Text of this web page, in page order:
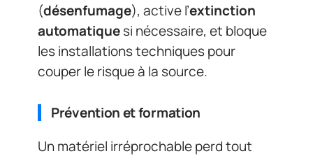
(désenfumage), active l’extinction
automatiquesi nécessaire, et bloque
les installations techniques pour
couper le risque à la source.
Prévention et formation
Un matériel irréprochable perd tout